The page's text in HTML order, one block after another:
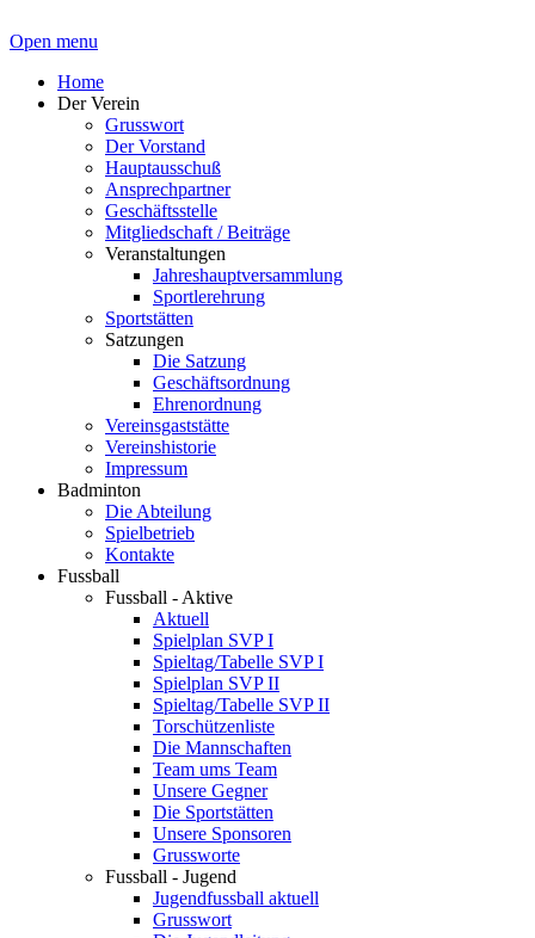
Open menu
Home
Der Verein
Grusswort
Der Vorstand
Hauptausschuß
Ansprechpartner
Geschäftsstelle
Mitgliedschaft / Beiträge
Veranstaltungen
Jahreshauptversammlung
Sportlerehrung
Sportstätten
Satzungen
Die Satzung
Geschäftsordnung
Ehrenordnung
Vereinsgaststätte
Vereinshistorie
Impressum
Badminton
Die Abteilung
Spielbetrieb
Kontakte
Fussball
Fussball - Aktive
Aktuell
Spielplan SVP I
Spieltag/Tabelle SVP I
Spielplan SVP II
Spieltag/Tabelle SVP II
Torschützenliste
Die Mannschaften
Team ums Team
Unsere Gegner
Die Sportstätten
Unsere Sponsoren
Grussworte
Fussball - Jugend
Jugendfussball aktuell
Grusswort